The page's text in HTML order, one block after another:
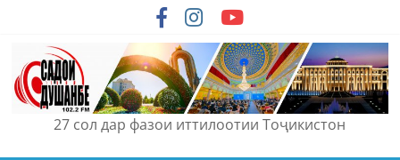
content
27 сол дар фазои иттилоотии Тоҷикистон